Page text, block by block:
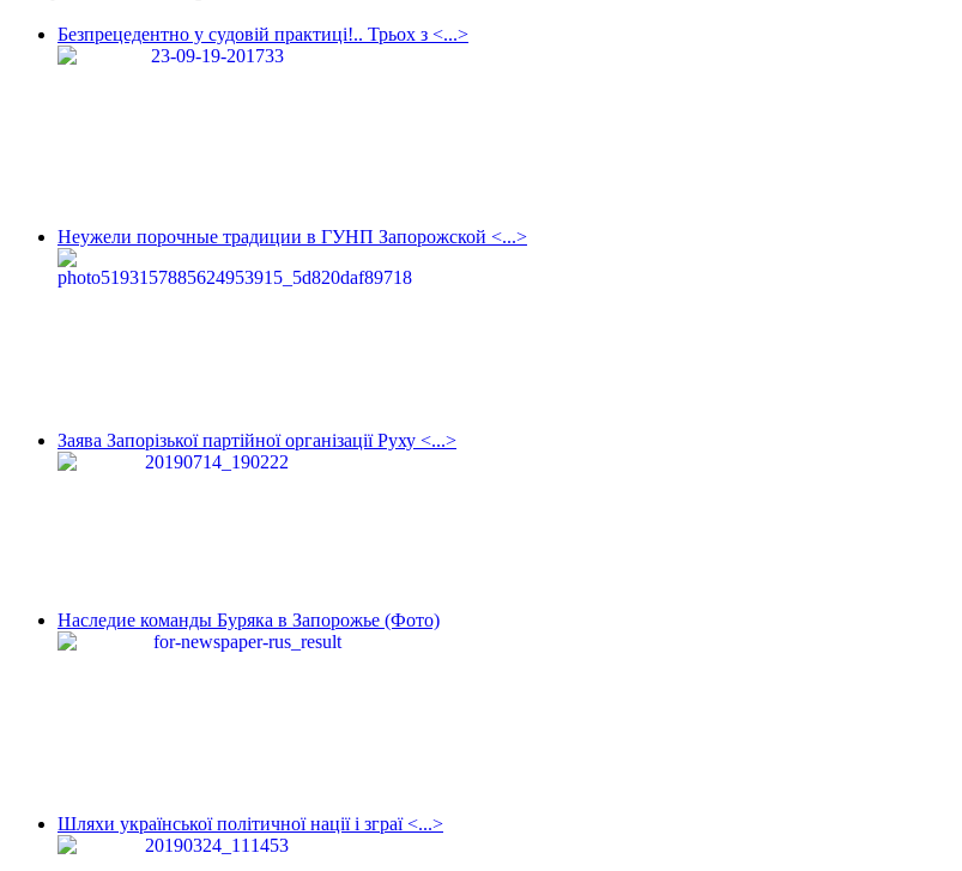
Безпрецедентно у судовій практиці!.. Трьох з <...>
Неужели порочные традиции в ГУНП Запорожской <...>
Заява Запорізької партійної організації Руху <...>
Наследие команды Буряка в Запорожье (Фото)
Шляхи української політичної нації і зграї <...>